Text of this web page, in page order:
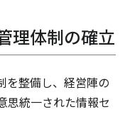
理体制の確立
を整備し、経営陣の
思統一された情報セ